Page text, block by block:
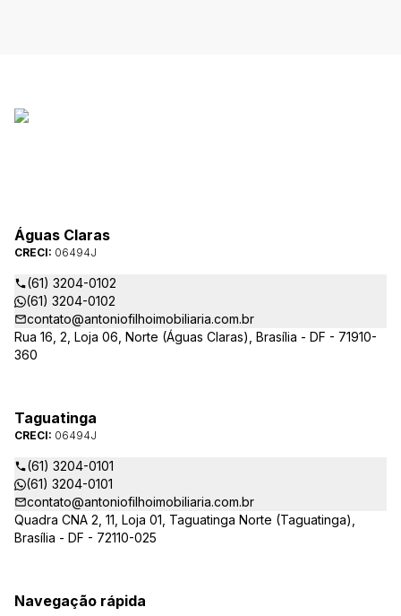
Águas Claras
CRECI: 06494J
(61) 3204-0102
(61) 3204-0102
contato@antoniofilhoimobiliaria.com.br
Rua 16, 2, Loja 06, Norte (Águas Claras), Brasília - DF - 71910-
360
Taguatinga
CRECI: 06494J
(61) 3204-0101
(61) 3204-0101
contato@antoniofilhoimobiliaria.com.br
Quadra CNA 2, 11, Loja 01, Taguatinga Norte (Taguatinga),
Brasília - DF - 72110-025
Navegação rápida